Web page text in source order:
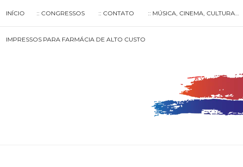
to
content
INÍCIO :: CONGRESSOS :: CONTATO :: MÚSICA, CINEMA, CULTURA…
IMPRESSOS PARA FARMÁCIA DE ALTO CUSTO
for